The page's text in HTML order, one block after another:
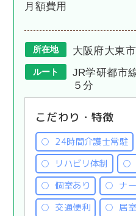
月額費用
所在地 大阪府大東
ルート
JR学研都市
５分
こだわり・特徴
24時間介護士常駐
リハビリ体制
個室あり
ナ
交通便利
居